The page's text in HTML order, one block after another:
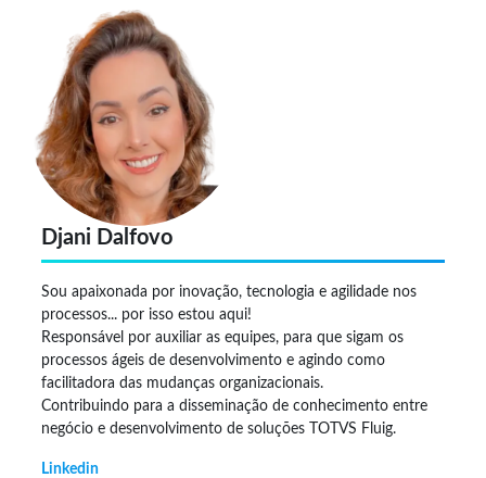
Djani Dalfovo
Sou apaixonada por inovação, tecnologia e agilidade nos
processos... por isso estou aqui!
Responsável por auxiliar as equipes, para que sigam os
processos ágeis de desenvolvimento e agindo como
facilitadora das mudanças organizacionais.
Contribuindo para a disseminação de conhecimento entre
negócio e desenvolvimento de soluções TOTVS Fluig.
Linkedin